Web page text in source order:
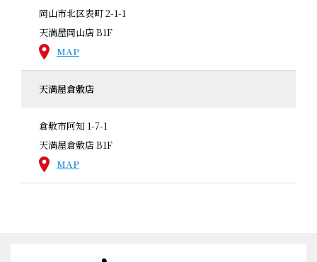
岡山市北区表町 2-1-1
天満屋岡山店 B1F
MAP
天満屋倉敷店
倉敷市阿知 1-7-1
天満屋倉敷店 B1F
MAP